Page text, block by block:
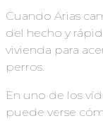
Cuando Arias
del hecho y
vivienda para
perros.
En uno de los
puede verse